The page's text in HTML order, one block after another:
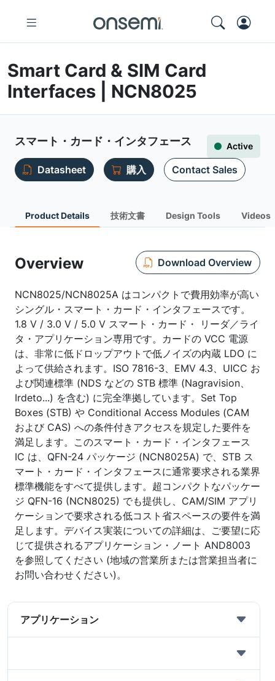
Smart Card & SIM Card
Interfaces | NCN8025
スマート・カード・インタフェース Active
Datasheet 購入 Contact Sales
Product Details 技術文書 Design Tools Videos
Overview Download Overview
NCN8025/NCN8025A はコンパクトで費用効率が高い
シングル・スマート・カード・インタフェースです。
1.8 V / 3.0 V / 5.0 V スマート・カード・ リーダ／ライ
タ・アプリケーション専用です。カードの VCC 電源
は、非常に低ドロップアウトで低ノイズの内蔵 LDO に
よって供給されます。ISO 7816-3、EMV 4.3、UICC お
よび関連標準 (NDS などの STB 標準 (Nagravision、
Irdeto...) を含む) に完全準拠しています。Set Top
Boxes (STB) や Conditional Access Modules (CAM
および CAS) への条件付きアクセスを規定した要件を
満足します。このスマート・カード・インタフェース
IC は、QFN-24 パッケージ (NCN8025A) で、STB ス
マート・カード・インタフェースに通常要求される業界
標準機能をすべて提供します。超コンパクトなパッケー
ジ QFN-16 (NCN8025) でも提供し、CAM/SIM アプリ
ケーションで要求される低コスト省スペースの要件を満
足します。デバイス実装についての詳細は、ご要望に応
じて提供されるアプリケーション・ノート AND8003
を参照してください (地域の営業所または営業担当者に
お問い合わせください)。
アプリケーション